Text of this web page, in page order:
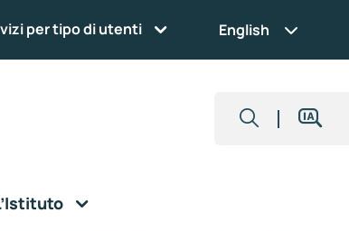
per tipo di utenti English